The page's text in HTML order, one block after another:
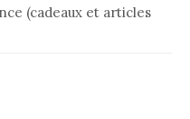
(cadeaux et articles